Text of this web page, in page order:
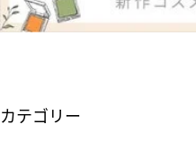
カテゴリー